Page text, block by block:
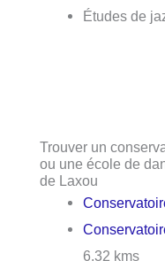
Études de
Trouver un
ou une école de
de Laxou
6.32 kms